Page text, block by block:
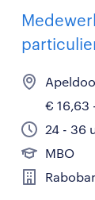
€ 16,63
24 - 36
MBO